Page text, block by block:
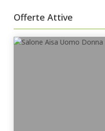
Offerte Attive